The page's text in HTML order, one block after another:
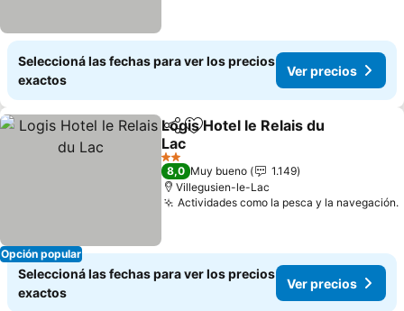
Seleccioná las fechas para ver los precios
exactos
Ver precios
Opción popular
CompartirAñadir a favoritos
Logis Hotel le Relais du
Lac
Ver precios
2 Estrellas
8,0 Muy bueno
1.149
Villegusien-le-Lac
Actividades como la pesca y la navegación.
Seleccioná las fechas para ver los precios
exactos
Ver precios